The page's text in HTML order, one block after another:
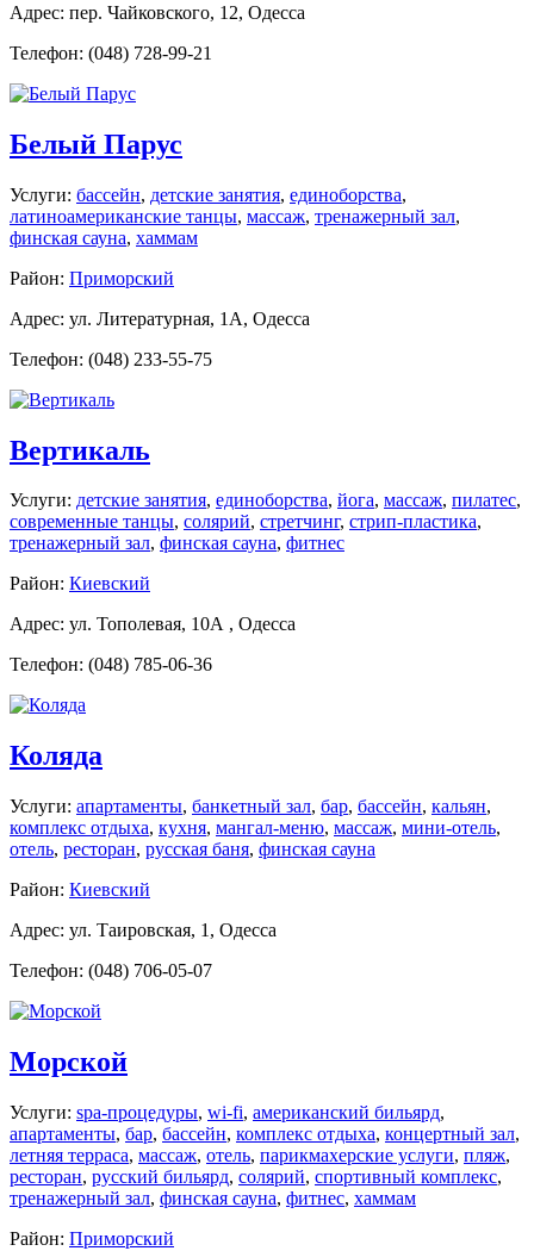
Адрес: пер. Чайковского, 12, Одесса
Телефон: (048) 728-99-21
Белый Парус
Услуги: бассейн, детские занятия, единоборства,
латиноамериканские танцы, массаж, тренажерный зал,
финская сауна, хаммам
Район: Приморский
Адрес: ул. Литературная, 1А, Одесса
Телефон: (048) 233-55-75
Вертикаль
Услуги: детские занятия, единоборства, йога, массаж, пилатес,
современные танцы, солярий, стретчинг, стрип-пластика,
тренажерный зал, финская сауна, фитнес
Район: Киевский
Адрес: ул. Тополевая, 10А , Одесса
Телефон: (048) 785-06-36
Коляда
Услуги: апартаменты, банкетный зал, бар, бассейн, кальян,
комплекс отдыха, кухня, мангал-меню, массаж, мини-отель,
отель, ресторан, русская баня, финская сауна
Район: Киевский
Адрес: ул. Таировская, 1, Одесса
Телефон: (048) 706-05-07
Морской
Услуги: spa-процедуры, wi-fi, американский бильярд,
апартаменты, бар, бассейн, комплекс отдыха, концертный зал,
летняя терраса, массаж, отель, парикмахерские услуги, пляж,
ресторан, русский бильярд, солярий, спортивный комплекс,
тренажерный зал, финская сауна, фитнес, хаммам
Район: Приморский